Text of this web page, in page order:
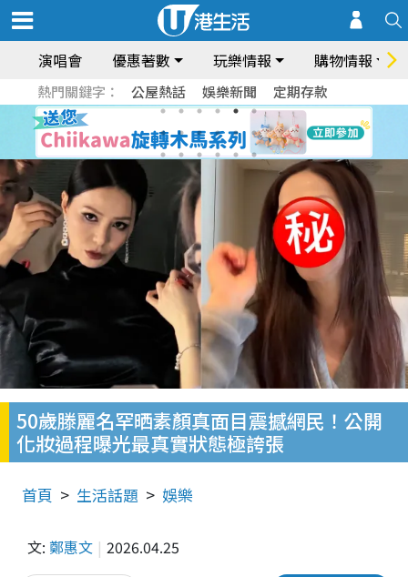
演唱會 優惠著數 玩樂情報 購物情報
熱門關鍵字： 公屋熱話 娛樂新聞 定期存款
50歲滕麗名罕晒素顏真面目震撼網民！公開
化妝過程曝光最真實狀態極誇張
首頁 生活話題 娛樂
文: 鄭惠文 2026.04.25